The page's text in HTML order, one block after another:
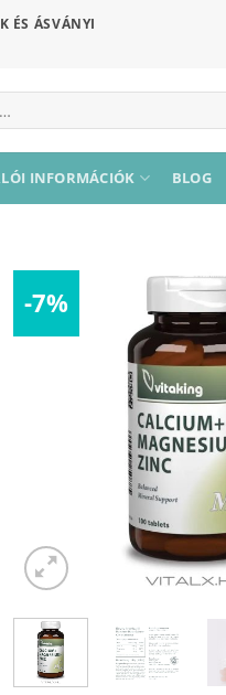
ÉS ÁSVÁNYI
INFORMÁCIÓK BLOG
-7%